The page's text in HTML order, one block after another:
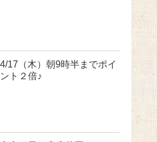
4/17（木）朝9時半までポイ
ント２倍♪